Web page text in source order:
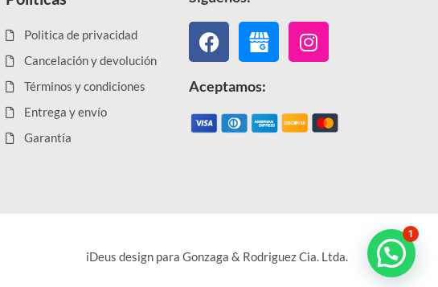
Politica de privacidad
Cancelación y devolución
Términos y condiciones
Entrega y envío
Garantía
Facebook Instagram
Aceptamos:
iDeus design para Gonzaga & Rodriguez Cia. Ltda.
1